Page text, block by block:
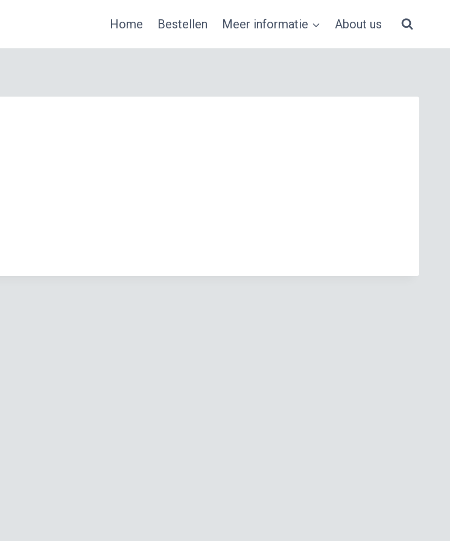
Home Bestellen Meer informatie About us